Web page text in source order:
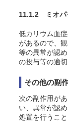
11.1.2 ミオパ
低カリウム血
があるので、
等の異常が認
の投与等の適
その他の副
次の副作用が
い、異常が認
処置を行うこと